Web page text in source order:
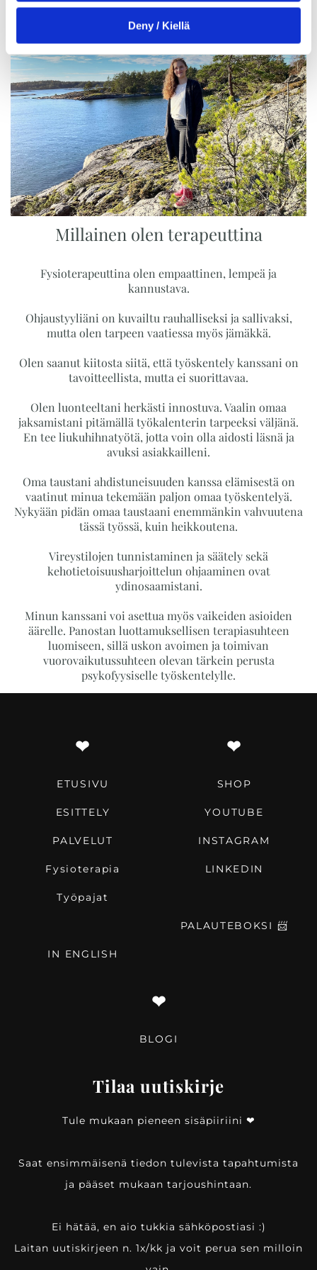
Deny / Kiellä
Millainen olen terapeuttina
Fysioterapeuttina olen empaattinen, lempeä ja
kannustava.
Ohjaustyyliäni on kuvailtu rauhalliseksi ja sallivaksi,
mutta olen tarpeen vaatiessa myös jämäkkä.
Olen saanut kiitosta siitä, että työskentely kanssani on
tavoitteellista, mutta ei suorittavaa.
Olen luonteeltani herkästi innostuva. Vaalin omaa
jaksamistani pitämällä työkalenterin tarpeeksi väljänä.
En tee liukuhihnatyötä, jotta voin olla aidosti läsnä ja
avuksi asiakkailleni.
Oma taustani ahdistuneisuuden kanssa elämisestä on
vaatinut minua tekemään paljon omaa työskentelyä.
Nykyään pidän omaa taustaani enemmänkin vahvuutena
tässä työssä, kuin heikkoutena.
Vireystilojen tunnistaminen ja säätely sekä
kehotietoisuusharjoittelun ohjaaminen ovat
ydinosaamistani.
Minun kanssani voi asettua myös vaikeiden asioiden
äärelle. Panostan luottamuksellisen terapiasuhteen
luomiseen, sillä uskon avoimen ja toimivan
vuorovaikutussuhteen olevan tärkein perusta
psykofyysiselle työskentelylle.
❤︎
ETUSIVU
ESITTELY
PALVELUT
Fysioterapia
Työpajat
IN ENGLISH
❤︎
SHOP
YOUTUBE
INSTAGRAM
LINKEDIN
PALAUTEBOKSI 📨
❤︎
BLOGI
Tilaa uutiskirje
Tule mukaan pieneen sisäpiiriini ❤︎
Saat ensimmäisenä tiedon tulevista tapahtumista
ja pääset mukaan tarjoushintaan.
Ei hätää, en aio tukkia sähköpostiasi :)
Laitan uutiskirjeen n. 1x/kk ja voit perua sen milloin